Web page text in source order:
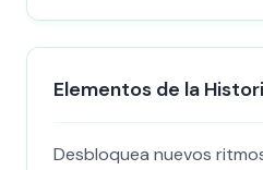
Elementos de la
Desbloquea nuevos